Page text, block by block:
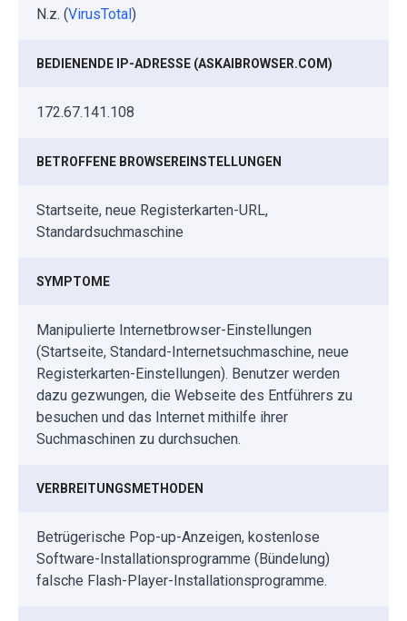
N.z. (VirusTotal)
BEDIENENDE IP-ADRESSE (ASKAIBROWSER.COM)
172.67.141.108
BETROFFENE BROWSEREINSTELLUNGEN
Startseite, neue Registerkarten-URL,
Standardsuchmaschine
SYMPTOME
Manipulierte Internetbrowser-Einstellungen
(Startseite, Standard-Internetsuchmaschine, neue
Registerkarten-Einstellungen). Benutzer werden
dazu gezwungen, die Webseite des Entführers zu
besuchen und das Internet mithilfe ihrer
Suchmaschinen zu durchsuchen.
VERBREITUNGSMETHODEN
Betrügerische Pop-up-Anzeigen, kostenlose
Software-Installationsprogramme (Bündelung)
falsche Flash-Player-Installationsprogramme.